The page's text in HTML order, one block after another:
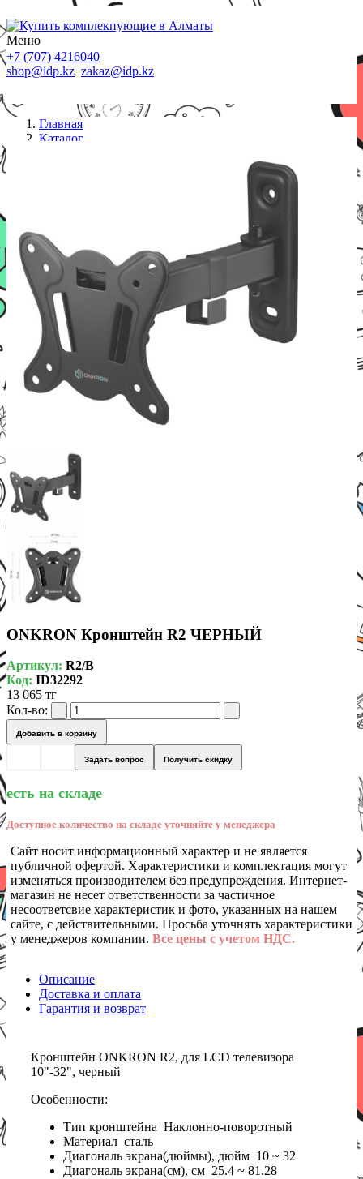
Меню
+7 (707) 4216040
shop@idp.kz zakaz@idp.kz
Главная
Каталог
ONKRON Кронштейн R2 ЧЕРНЫЙ
Артикул: R2/B
Код: ID32292
13 065 тг
Кол-во:
Добавить в корзину
Задать вопрос Получить скидку
есть на складе
Доступное количество на складе уточняйте у менеджера
Сайт носит информационный характер и не является
публичной офертой. Характеристики и комплектация могут
изменяться производителем без предупреждения. Интернет-
магазин не несет ответственности за частичное
несоответсвие характеристик и фото, указанных на нашем
сайте, с действительными. Просьба уточнять характеристики
у менеджеров компании. Все цены с учетом НДС.
Описание
Доставка и оплата
Гарантия и возврат
Кронштейн ONKRON R2, для LCD телевизора
10"-32", черный
Особенности:
Тип кронштейна Наклонно-поворотный
Материал сталь
Диагональ экрана(дюймы), дюйм 10 ~ 32
Диагональ экрана(см), см 25.4 ~ 81.28